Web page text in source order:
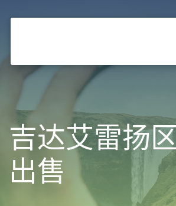
吉达艾雷扬
出售
❅
❅
❅